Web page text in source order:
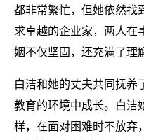
都非常繁忙，但她依然找
求卓越的企业家，两人在
姻不仅坚固，还充满了理
白洁和她的丈夫共同抚养
教育的环境中成长。白洁
样，在面对困难时不放弃